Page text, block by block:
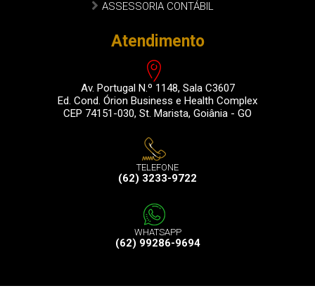
ASSESSORIA CONTÁBIL
Atendimento
Av. Portugal N.º 1148, Sala C3607
Ed. Cond. Órion Business e Health Complex
CEP 74151-030, St. Marista, Goiânia - GO
TELEFONE
(62) 3233-9722
WHATSAPP
(62) 99286-9694